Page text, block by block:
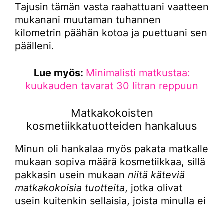
Tajusin tämän vasta raahattuani vaatteen
mukanani muutaman tuhannen
kilometrin päähän kotoa ja puettuani sen
päälleni.
Lue myös: Minimalisti matkustaa:
kuukauden tavarat 30 litran reppuun
Matkakokoisten
kosmetiikkatuotteiden hankaluus
Minun oli hankalaa myös pakata matkalle
mukaan sopiva määrä kosmetiikkaa, sillä
pakkasin usein mukaan niitä käteviä
matkakokoisia tuotteita, jotka olivat
usein kuitenkin sellaisia, joista minulla ei